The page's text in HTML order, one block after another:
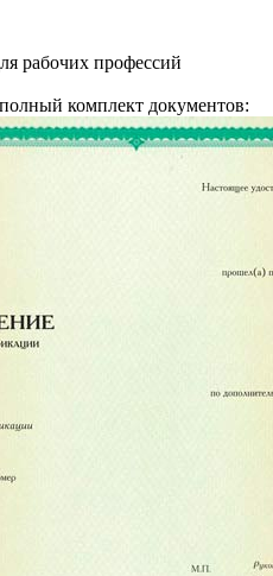
рабочих профессий
комплект документов: